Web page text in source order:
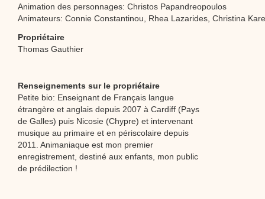
Animation des personnages: Christos Papandreopoulos
Animateurs: Connie Constantinou, Rhea Lazarides, Christina
Propriétaire
Thomas Gauthier
Renseignements sur le propriétaire
Petite bio: Enseignant de Français langue
étrangère et anglais depuis 2007 à Cardiff (Pays
de Galles) puis Nicosie (Chypre) et intervenant
musique au primaire et en périscolaire depuis
2011. Animaniaque est mon premier
enregistrement, destiné aux enfants, mon public
de prédilection !